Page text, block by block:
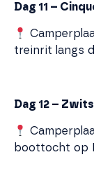
Dag 11 –
treinrit langs
Dag 12 –
boottocht op